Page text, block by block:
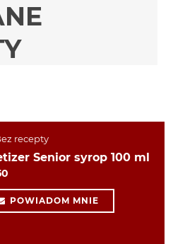
recepty
Senior syrop 100 ml
POWIADOM MNIE